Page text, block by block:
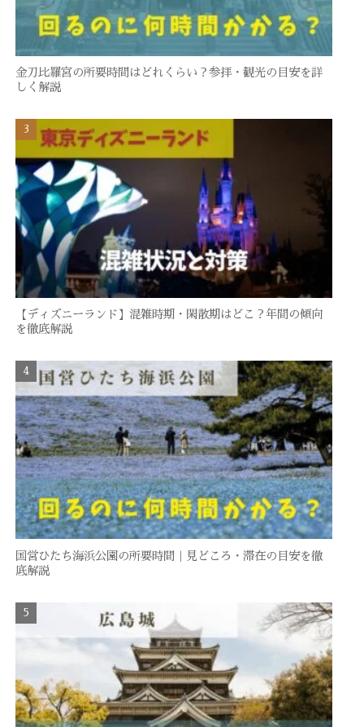
金刀比羅宮の所要時間はどれくらい？参拝・観光の目安を詳
しく解説
【ディズニーランド】混雑時期・閑散期はどこ？年間の傾向
を徹底解説
国営ひたち海浜公園の所要時間｜見どころ・滞在の目安を徹
底解説